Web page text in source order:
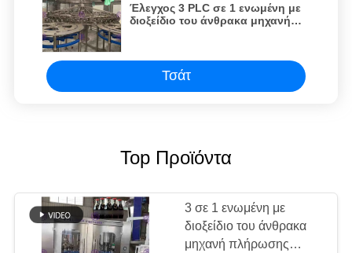
Έλεγχος 3 PLC σε 1 ενωμένη με
διοξείδιο του άνθρακα μηχανή
Τσάτ
Top Προϊόντα
3 σε 1 ενωμένη με
διοξείδιο του άνθρακα
μηχανή πλήρωσης